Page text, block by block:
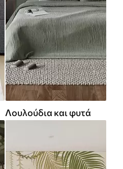
Λουλούδια και φυτά